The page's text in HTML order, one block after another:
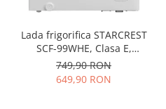
Lada frigorifica STARCREST
SCF-99WHE, Clasa E,
Capacitate 99L, Sistem
convertibil - functie frigider,
Termostat reglabil, Alb
749,90 RON
649,90 RON